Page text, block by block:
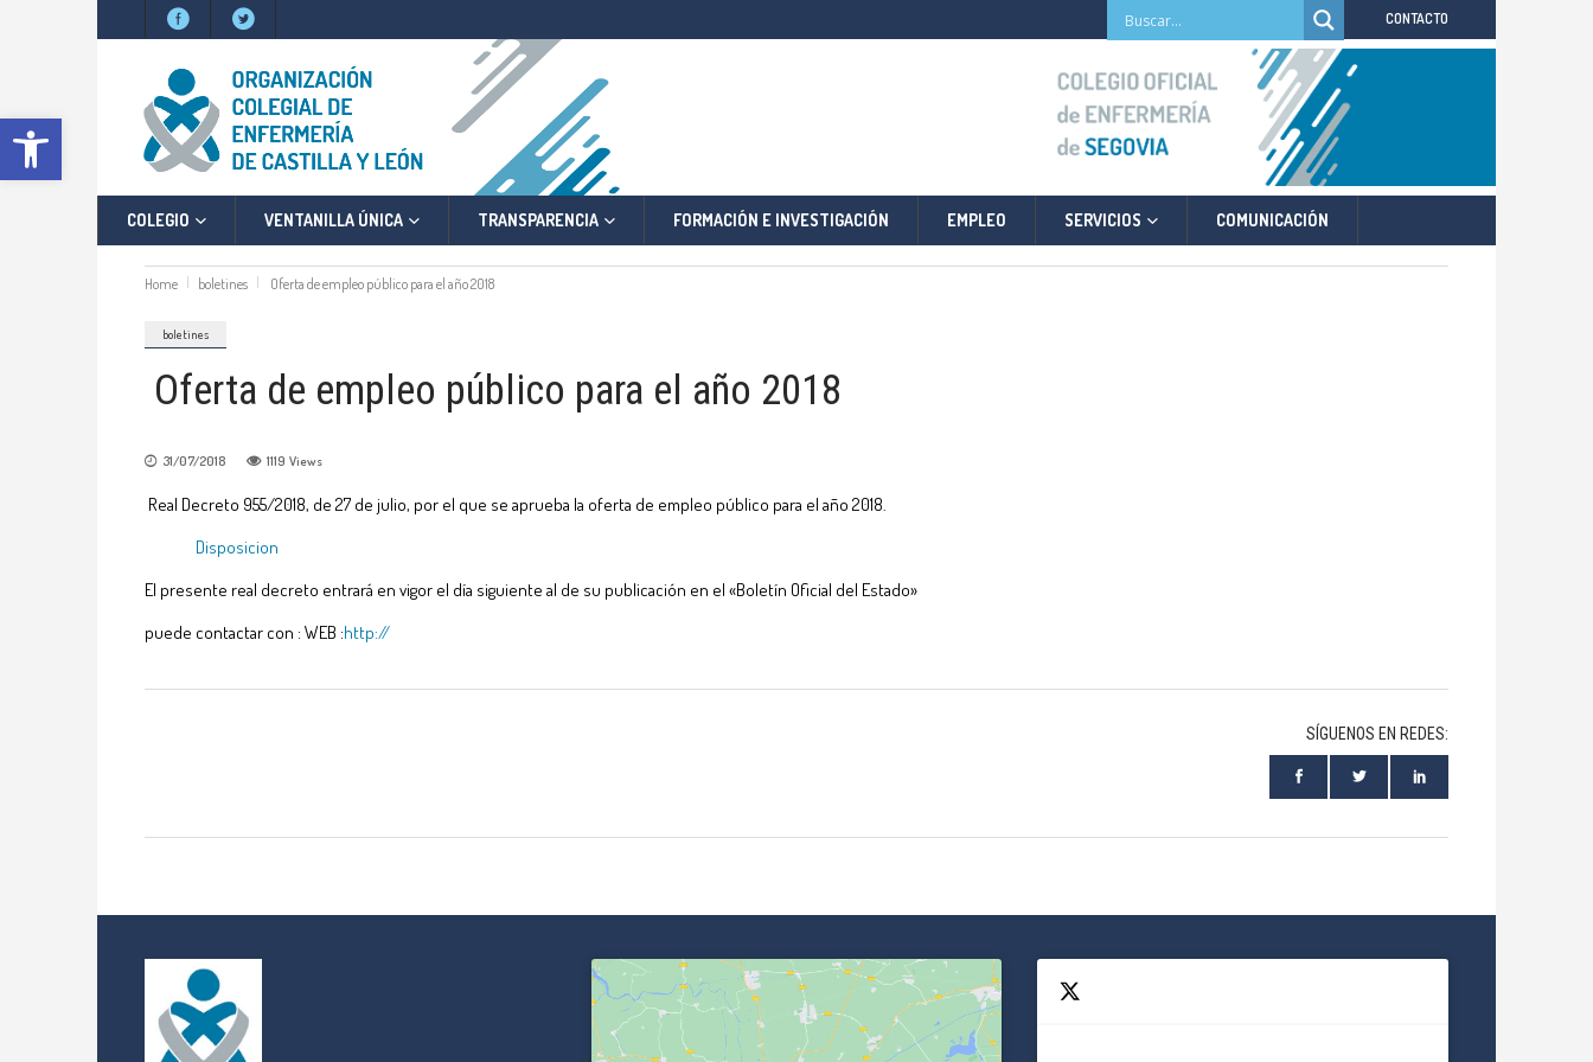
Abrir barra de herramientas
CONTACTO
COLEGIO VENTANILLA ÚNICA TRANSPARENCIA FORMACIÓN E INVESTIGACIÓN EMPLEO SERVICIOS COMUNICACIÓN
Home boletines Oferta de empleo público para el año 2018
boletines
Oferta de empleo público para el año 2018
31/07/2018 1119 Views
Real Decreto 955/2018, de 27 de julio, por el que se aprueba la oferta de empleo público para el año 2018.
Disposicion
El presente real decreto entrará en vigor el día siguiente al de su publicación en el «Boletín Oficial del Estado»
puede contactar con : WEB :http://
SÍGUENOS EN REDES: